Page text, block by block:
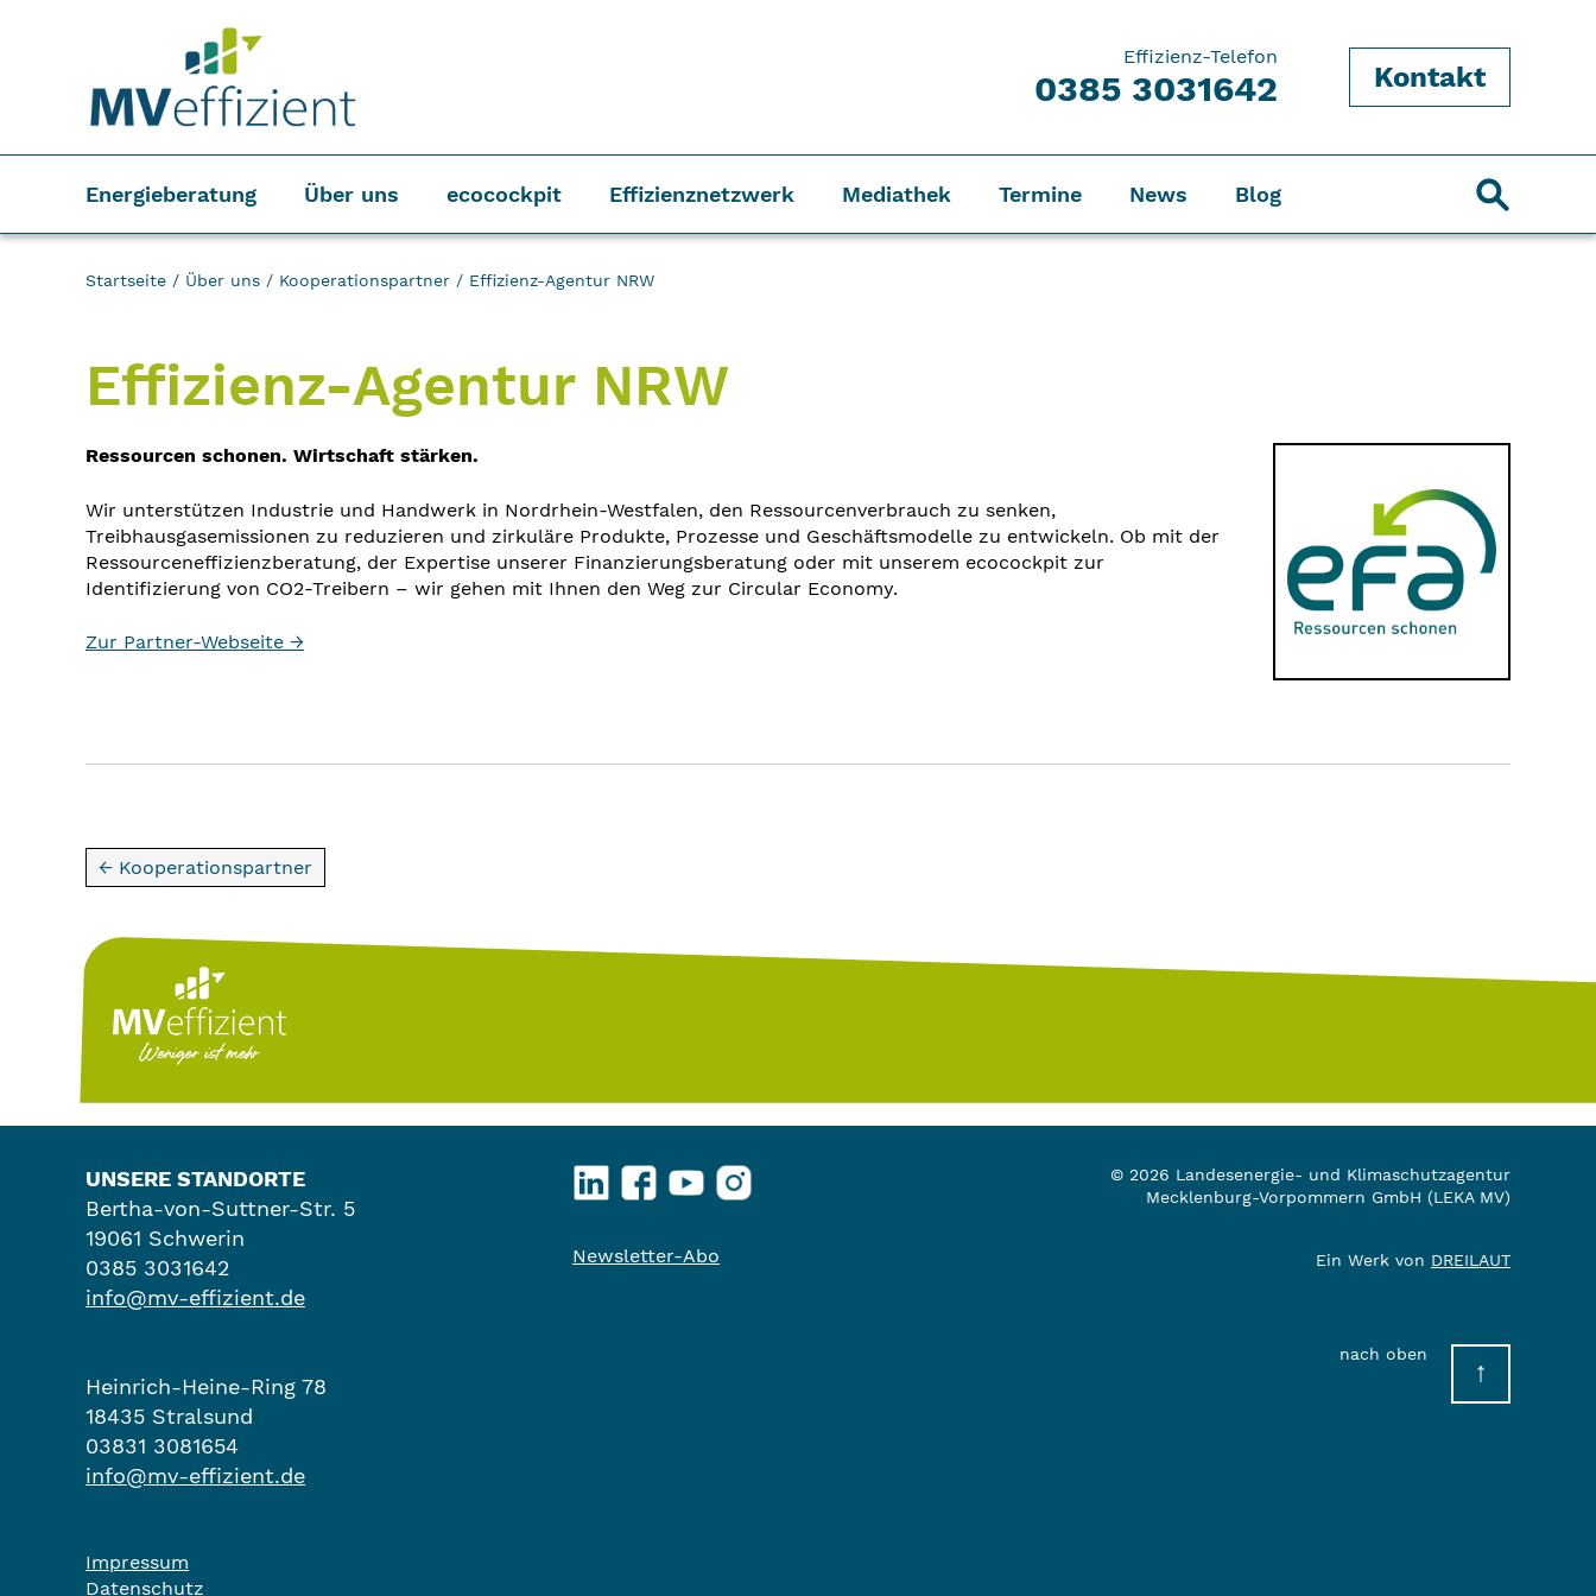
Effizienz-Telefon
0385 3031642 Kontakt
Energieberatung Über uns ecocockpit Effizienznetzwerk Mediathek Termine News Blog
Startseite / Über uns / Kooperationspartner / Effizienz-Agentur NRW
Effizienz-Agentur NRW
Ressourcen schonen. Wirtschaft stärken.
Wir unterstützen Industrie und Handwerk in Nordrhein-Westfalen, den Ressourcenverbrauch zu senken,
Treibhausgasemissionen zu reduzieren und zirkuläre Produkte, Prozesse und Geschäftsmodelle zu entwickeln. Ob mit der
Ressourceneffizienzberatung, der Expertise unserer Finanzierungsberatung oder mit unserem ecocockpit zur
Identifizierung von CO2-Treibern – wir gehen mit Ihnen den Weg zur Circular Economy.
Zur Partner-Webseite →
← Kooperationspartner
UNSERE STANDORTE
Bertha-von-Suttner-Str. 5
19061 Schwerin
0385 3031642
info@mv-effizient.de
Heinrich-Heine-Ring 78
18435 Stralsund
03831 3081654
info@mv-effizient.de
Impressum
Datenschutz
LinkedInFacebookYouTubeInstagram
Newsletter-Abo
© 2026 Landesenergie- und Klimaschutzagentur
Mecklenburg-Vorpommern GmbH (LEKA MV)
Ein Werk von DREILAUT
nach oben
↑